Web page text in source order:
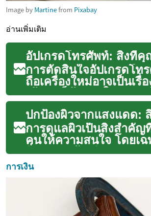
Image by Martinefrom Pixabay
อ่านเพิ่มเติม
อัปเกรดโทรศัพท์: สิ่งที่คุ
การตัดสินใจอัปเกรดโท
ถือเครื่องใหม่อาจเป็นเรื่
เต้นแต่ก็ท้าทายในเวลาเ
ด้วยตัวเลือกที่หลากหล...
การดูแลผิวเป็นสิ่งสำคัญ
คนให้ความสนใจ โดยเฉ
ยิ่งการปกป้องผิวจากแส
เป็นปัจจัยภายนอกที่ส่งผล
การเงิน